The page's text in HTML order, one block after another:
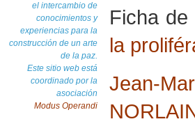
el intercambio de
conocimientos y
experiencias para la
construcción de un arte
de la paz.
Este sitio web está
coordinado por la
asociación
Modus Operandi
Ficha de
la
Jean-